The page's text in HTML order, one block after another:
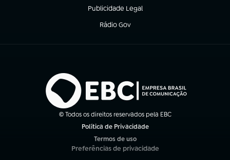
Publicidade Legal
(abre em nova aba)
Rádio Gov
(abre em nova aba)
© Todos os direitos reservados pela EBC
Política de Privacidade
Termos de uso
(abre em nova aba)
Preferências de privacidade